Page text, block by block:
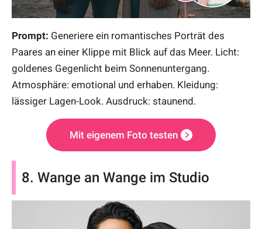
Prompt: Generiere ein romantisches Porträt des
Paares an einer Klippe mit Blick auf das Meer. Licht:
goldenes Gegenlicht beim Sonnenuntergang.
Atmosphäre: emotional und erhaben. Kleidung:
lässiger Lagen-Look. Ausdruck: staunend.
Mit eigenem Foto testen
8. Wange an Wange im Studio